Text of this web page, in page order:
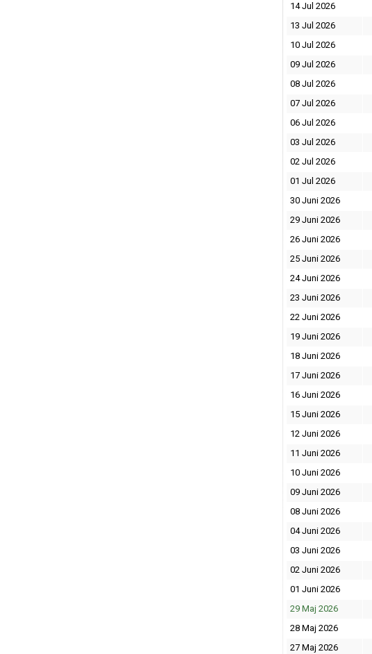
14 Jul 2026
13 Jul 2026
10 Jul 2026
09 Jul 2026
08 Jul 2026
07 Jul 2026
06 Jul 2026
03 Jul 2026
02 Jul 2026
01 Jul 2026
30 Juni 2026
29 Juni 2026
26 Juni 2026
25 Juni 2026
24 Juni 2026
23 Juni 2026
22 Juni 2026
19 Juni 2026
18 Juni 2026
17 Juni 2026
16 Juni 2026
15 Juni 2026
12 Juni 2026
11 Juni 2026
10 Juni 2026
09 Juni 2026
08 Juni 2026
04 Juni 2026
03 Juni 2026
02 Juni 2026
01 Juni 2026
29 Maj 2026
28 Maj 2026
27 Maj 2026